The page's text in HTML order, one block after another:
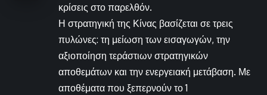
κρίσεις στο παρελθόν.
Η στρατηγική της Κίνας βασίζεται σε τρεις
πυλώνες: τη μείωση των εισαγωγών, την
αξιοποίηση τεράστιων στρατηγικών
αποθεμάτων και την ενεργειακή μετάβαση. Με
αποθέματα που ξεπερνούν το 1